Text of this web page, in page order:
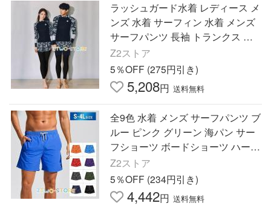
ラッシュガード水着 レディース メ
ンズ 水着 サーフィン 水着 メンズ
サーフパンツ 長袖 トランクス 長
袖 UVカット プール UV対策 紫外
線対策 ダイビングウエア
Z2ストア
5％OFF (275円引き)
5,208円 送料無料
全9色 水着 メンズ サーフパンツ ブ
ルー ピンク グリーン 海パン サー
フショーツ ボードショーツ ハーフ
パンツ 大きいサイズ 膝丈 ひざ丈
海 海水浴 サーフィン
Z2ストア
5％OFF (234円引き)
4,442円 送料無料